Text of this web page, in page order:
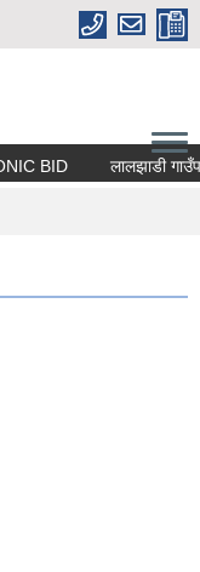
BID लालझाडी